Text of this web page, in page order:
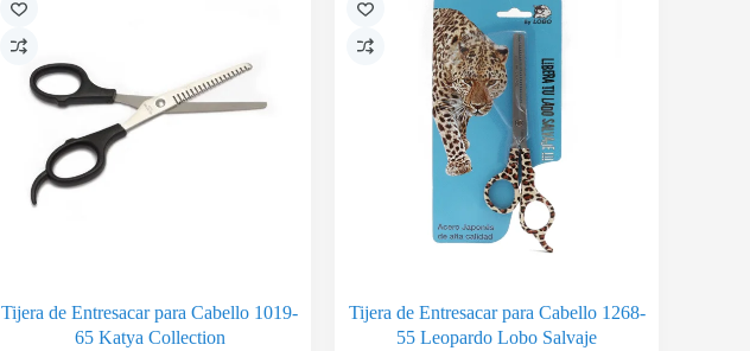
Tijera de Entresacar para Cabello 1019-
65 Katya Collection
Tijera de Entresacar para Cabello 1268-
55 Leopardo Lobo Salvaje